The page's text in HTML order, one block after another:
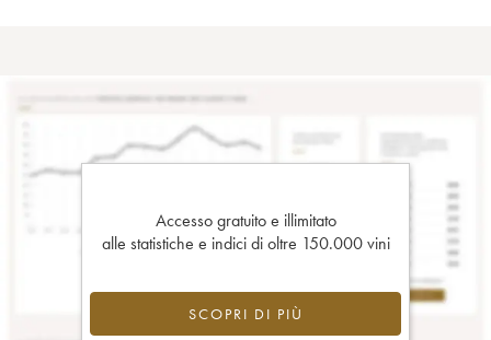
Accesso gratuito e illimitato
alle statistiche e indici di oltre 150.000 vini
SCOPRI DI PIÙ